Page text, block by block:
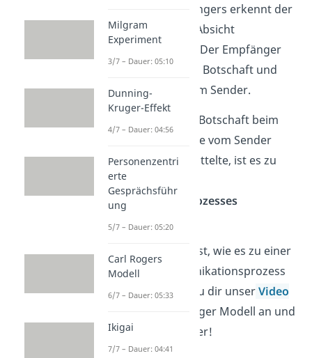
Reaktion des Empfängers erkennt der
Sender, ob er seine Absicht
klarmachen konnte. Der Empfänger
reagiert
jetzt auf die Botschaft und
wird somit selbst zum Sender.
Kommt eine andere Botschaft beim
Empfänger an, als die vom Sender
ursprünglich übermittelte, ist es zu
einerStörung des
Kommunikationsprozesses
gekommen.
Wenn du wissen willst, wie es zu einer
Störung im Kommunikationsprozess
kommen kann, schau dir unserVideo
zum Sender Empfänger Modell an und
erfahre mehr darüber!
Milgram
Experiment
3/7 – Dauer: 05:10
Dunning-
Kruger-Effekt
4/7 – Dauer: 04:56
Personenzentri
erte
Gesprächsführ
ung
5/7 – Dauer: 05:20
Carl Rogers
Modell
6/7 – Dauer: 05:33
Ikigai
7/7 – Dauer: 04:41